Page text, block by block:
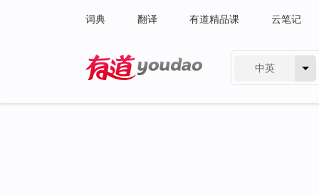
词典 翻译 有道精品课 云笔记
中英